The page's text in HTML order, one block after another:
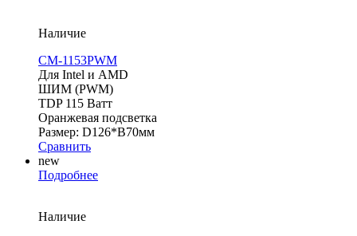
Наличие
CM-1153PWM
Для Intel и AMD
ШИМ (PWM)
TDP 115 Ватт
Оранжевая подсветка
Размер: D126*В70мм
Сравнить
new
Подробнее
Наличие